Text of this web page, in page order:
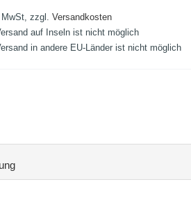
zzgl. Versandkosten
auf Inseln ist nicht möglich
in andere EU-Länder ist nicht möglich